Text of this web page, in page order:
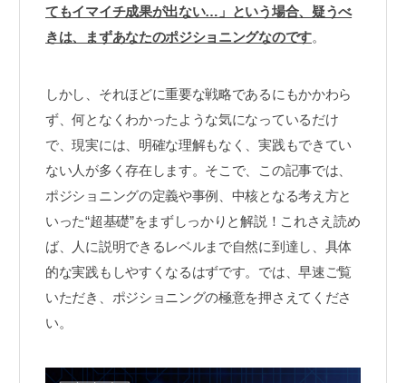
てもイマイチ成果が出ない…」という場合、疑うべ
きは、まずあなたのポジショニングなのです。
しかし、それほどに重要な戦略であるにもかかわら
ず、何となくわかったような気になっているだけ
で、現実には、明確な理解もなく、実践もできてい
ない人が多く存在します。そこで、この記事では、
ポジショニングの定義や事例、中核となる考え方と
いった“超基礎”をまずしっかりと解説！これさえ読め
ば、人に説明できるレベルまで自然に到達し、具体
的な実践もしやすくなるはずです。では、早速ご覧
いただき、ポジショニングの極意を押さえてくださ
い。